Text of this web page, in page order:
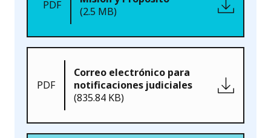
PDF
(2.5 MB)
PDF
Correo electrónico para
notificaciones judiciales
(835.84 KB)